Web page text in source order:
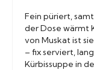
Fein püriert,
der Dose wärmt
von Muskat ist
– fix serviert,
Kürbissuppe in